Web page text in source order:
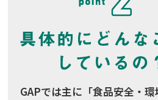
GAPでは主に「食品安全・